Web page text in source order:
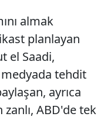
almak
planlayan
el Saadi,
medyada tehdit
ayrıca
zanlı, ABD'de tek